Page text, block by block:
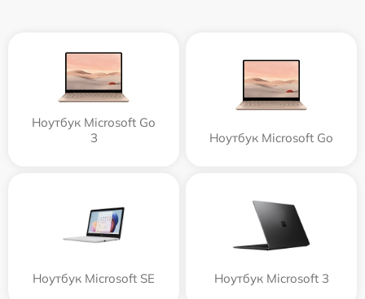
Ноутбук Microsoft Go
3
Ноутбук Microsoft Go
Ноутбук Microsoft SE Ноутбук Microsoft 3